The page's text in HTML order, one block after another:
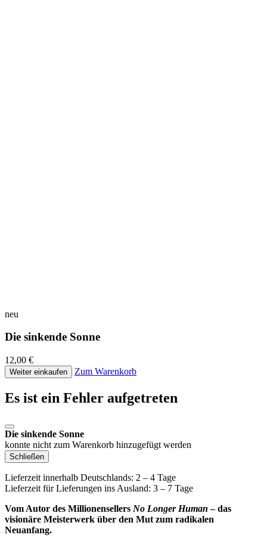
neu
Die sinkende Sonne
12,00 €
Weiter einkaufen Zum Warenkorb
Es ist ein Fehler aufgetreten
Die sinkende Sonne
konnte nicht zum Warenkorb hinzugefügt werden
Schließen
Lieferzeit innerhalb Deutschlands: 2 – 4 Tage
Lieferzeit für Lieferungen ins Ausland: 3 – 7 Tage
Vom Autor des Millionensellers No Longer Human – das
visionäre Meisterwerk über den Mut zum radikalen
Neuanfang.